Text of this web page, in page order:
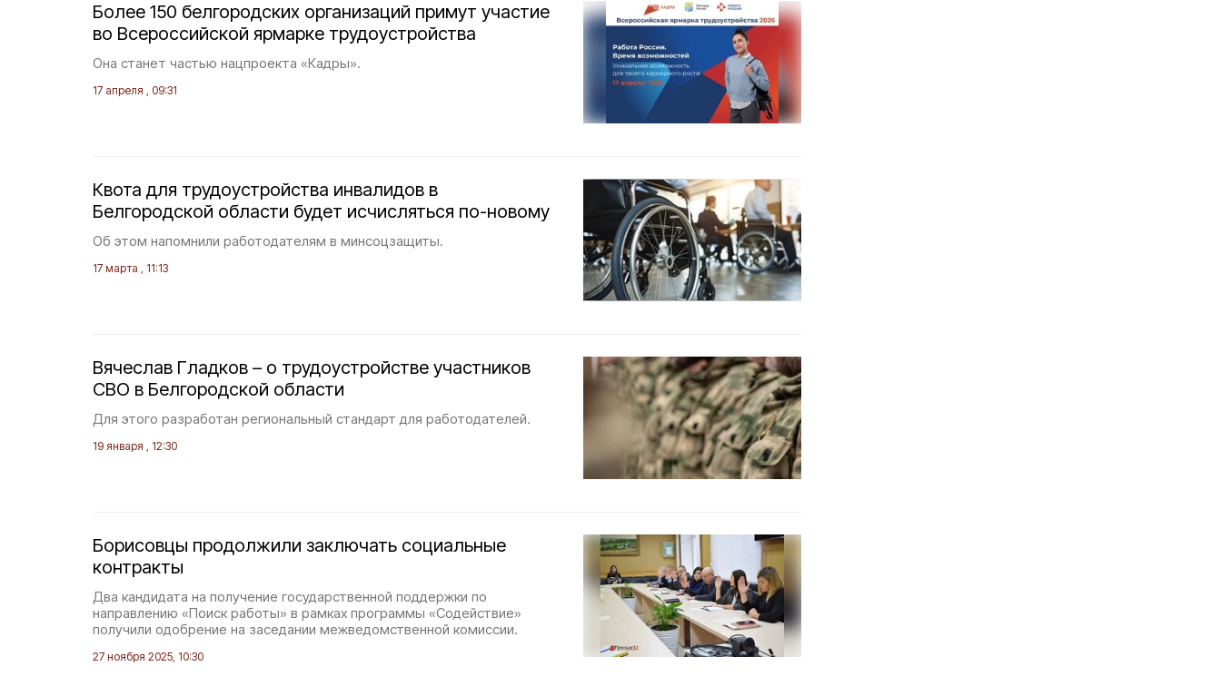
Более 150 белгородских организаций примут участие
во Всероссийской ярмарке трудоустройства
Она станет частью нацпроекта «Кадры».
17 апреля , 09:31
Квота для трудоустройства инвалидов в
Белгородской области будет исчисляться по-новому
Об этом напомнили работодателям в минсоцзащиты.
17 марта , 11:13
Вячеслав Гладков – о трудоустройстве участников
СВО в Белгородской области
Для этого разработан региональный стандарт для работодателей.
19 января , 12:30
Борисовцы продолжили заключать социальные
контракты
Два кандидата на получение государственной поддержки по
направлению «Поиск работы» в рамках программы «Содействие»
получили одобрение на заседании межведомственной комиссии.
27 ноября 2025, 10:30